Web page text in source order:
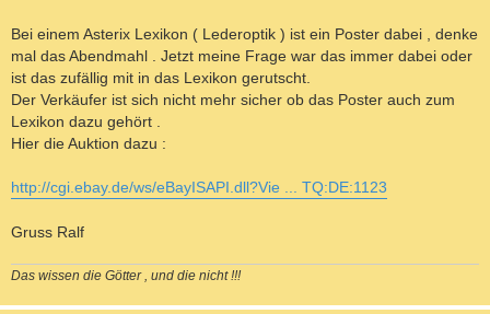
a
g
Bei einem Asterix Lexikon ( Lederoptik ) ist ein Poster dabei , denke
mal das Abendmahl . Jetzt meine Frage war das immer dabei oder
ist das zufällig mit in das Lexikon gerutscht.
Der Verkäufer ist sich nicht mehr sicher ob das Poster auch zum
Lexikon dazu gehört .
Hier die Auktion dazu :
http://cgi.ebay.de/ws/eBayISAPI.dll?Vie ... TQ:DE:1123
Gruss Ralf
Das wissen die Götter , und die nicht !!!
a